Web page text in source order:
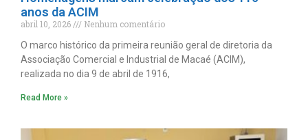
anos da ACIM
abril 10, 2026
Nenhum comentário
O marco histórico da primeira reunião geral de diretoria da
Associação Comercial e Industrial de Macaé (ACIM),
realizada no dia 9 de abril de 1916,
Read More »